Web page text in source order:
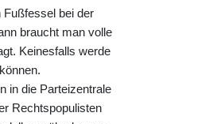
bei der
braucht man volle
Keinesfalls werde
in die Parteizentrale
Rechtspopulisten